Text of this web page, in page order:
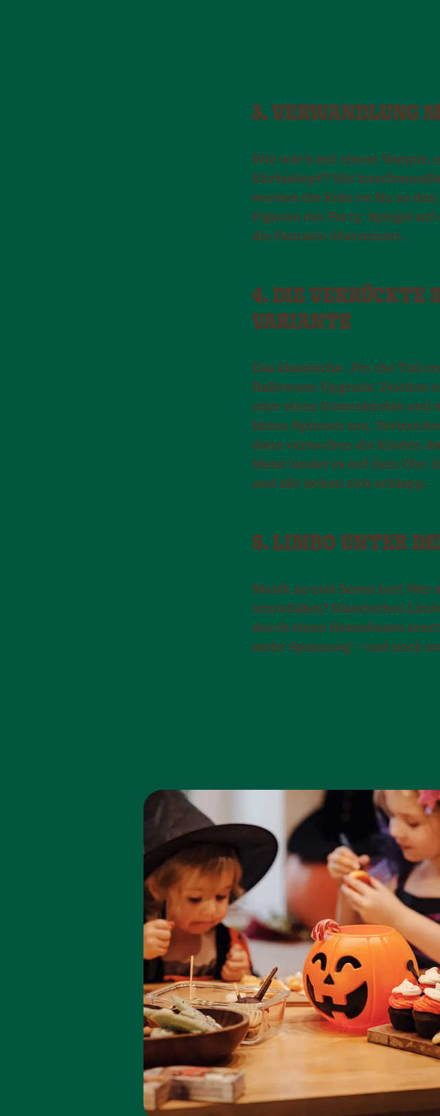
3. VERWANDLUNG
Wie wär’s mit einem Vampir,
Kürbiskopf? Mit
werden die Kids im Nu zu
Figuren der Party. Spiegel
die Fantasie übernimmt.
4. DIE VERRÜCKTE
VARIANTE
Das klassische „Pin the Tail
Halloween-Upgrade. Zeichne
oder einen Riesenkürbis und
kleine Spinnen aus.
dann versuchen die Kinder,
Meist landet es auf dem Ohr,
und alle lachen sich schlapp.
5. LIMBO UNTER
Musik an und Besen her!
umzufallen? Klassisches
durch einen Hexenbesen
mehr Spannung – und noch